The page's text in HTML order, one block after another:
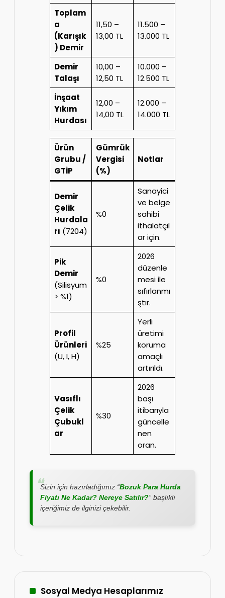
Toplam
a
(Karışık
) Demir
11,50 –
13,00 TL
11.500 –
13.000 TL
Demir
Talaşı
10,00 –
12,50 TL
10.000 –
12.500 TL
İnşaat
Yıkım
Hurdası
12,00 –
14,00 TL
12.000 –
14.000 TL
Ürün
Grubu /
GTİP
Gümrük
Vergisi
(%)
Notlar
Demir
Çelik
Hurdala
rı (7204)
%0
Sanayici
ve belge
sahibi
ithalatçıl
ar için.
Pik
Demir
(Silisyum
> %1)
%0
2026
düzenle
mesi ile
sıfırlanmı
ştır.
Profil
Ürünleri
(U, I, H)
%25
Yerli
üretimi
koruma
amaçlı
artırıldı.
Vasıflı
Çelik
Çubukl
ar
%30
2026
başı
itibarıyla
güncelle
nen
oran.
Sizin için hazırladığımız “Bozuk Para Hurda
Fiyatı Ne Kadar? Nereye Satılır?” başlıklı
içeriğimiz de ilginizi çekebilir.
Sosyal Medya Hesaplarımız